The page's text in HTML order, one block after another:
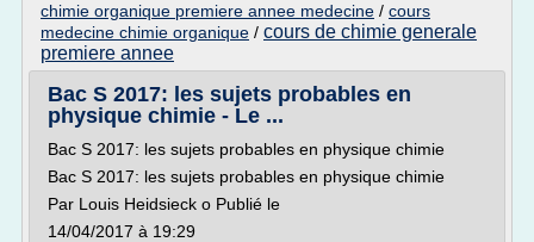
chimie organique premiere annee medecine / cours
medecine chimie organique / cours de chimie generale
premiere annee
Bac S 2017: les sujets probables en
physique chimie - Le ...
Bac S 2017: les sujets probables en physique chimie
Bac S 2017: les sujets probables en physique chimie
Par Louis Heidsieck o Publié le
14/04/2017 à 19:29